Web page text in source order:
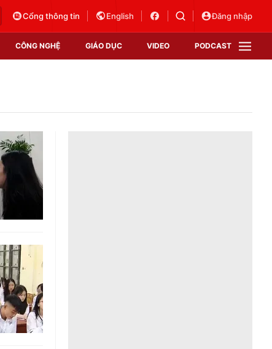
Cổng thông tin English Đăng nhập
CÔNG NGHỆ GIÁO DỤC VIDEO PODCAST
VTV Sức khoẻ